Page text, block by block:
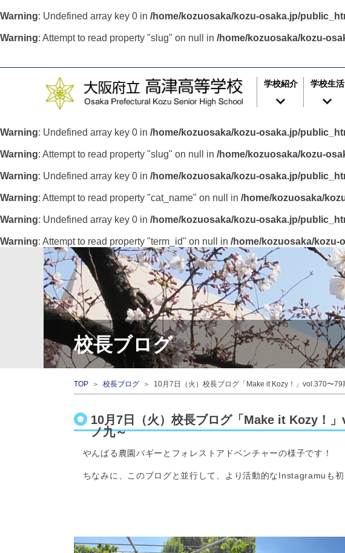
Warning: Undefined array key 0 in /home/kozuosaka/kozu-osaka.jp/
Warning: Attempt to read property "slug" on null in /home/kozuosaka/kozu-
学校紹介 学校生活
Warning: Undefined array key 0 in /home/kozuosaka/kozu-osaka.jp/
Warning: Attempt to read property "slug" on null in /home/kozuosaka/kozu-
Warning: Undefined array key 0 in /home/kozuosaka/kozu-osaka.jp/
Warning: Attempt to read property "cat_name" on null in /home/kozuosaka/
Warning: Undefined array key 0 in /home/kozuosaka/kozu-osaka.jp/
Warning: Attempt to read property "term_id" on null in /home/kozuosaka/kozu-
校長ブログ
TOP ＞ 校長ブログ ＞ 10月7日（火）校長ブログ「Make it Kozy！」vol.370〜79
10月7日（火）校長ブログ「Make it Kozy！
ノ九～
やんばる農園バギーと フォレストアドベンチャーの様子です！
ちなみに、このブログと並行して、より活動的なInstagramuも